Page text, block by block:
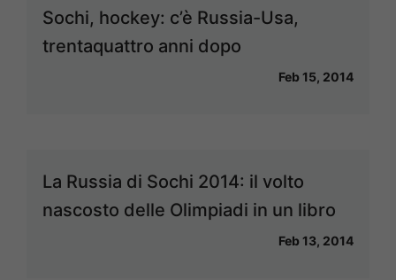
Sochi, hockey: c’è Russia-Usa,
trentaquattro anni dopo
Feb 15, 2014
La Russia di Sochi 2014: il volto
nascosto delle Olimpiadi in un libro
Feb 13, 2014